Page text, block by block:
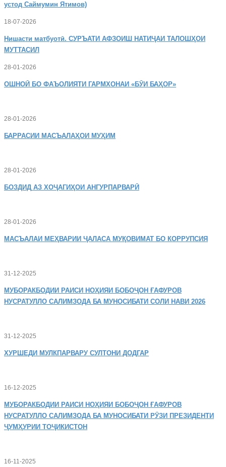
устод Саймумин Ятимов)
18-07-2026
Нишасти матбуотӣ. СУРЪАТИ АФЗОИШ НАТИҶАИ ТАЛОШҲОИ
МУТТАСИЛ
28-01-2026
ОШНОӢ БО ФАЪОЛИЯТИ ГАРМХОНАИ «БӮИ БАҲОР»
28-01-2026
БАРРАСИИ МАСЪАЛАҲОИ МУҲИМ
28-01-2026
БОЗДИД АЗ ХОҶАГИҲОИ АНГУРПАРВАРӢ
28-01-2026
МАСЪАЛАИ МЕҲВАРИИ ҶАЛАСА МУҚОВИМАТ БО КОРРУПСИЯ
31-12-2025
МУБОРАКБОДИИ РАИСИ НОҲИЯИ БОБОҶОН ҒАФУРОВ
НУСРАТУЛЛО САЛИМЗОДА БА МУНОСИБАТИ СОЛИ НАВИ 2026
31-12-2025
ХУРШЕДИ МУЛКПАРВАРУ СУЛТОНИ ДОДГАР
16-12-2025
МУБОРАКБОДИИ РАИСИ НОҲИЯИ БОБОҶОН ҒАФУРОВ
НУСРАТУЛЛО САЛИМЗОДА БА МУНОСИБАТИ РӮЗИ ПРЕЗИДЕНТИ
ҶУМҲУРИИ ТОҶИКИСТОН
16-11-2025